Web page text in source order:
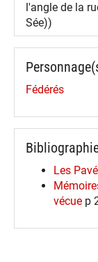
l'angle de la
Sée))
Fédérés
Les
vécue p